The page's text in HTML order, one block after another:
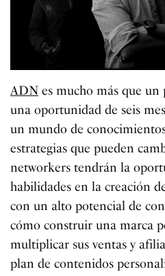
ADN es mucho más que un
una oportunidad de seis
un mundo de
estrategias que pueden
networkers tendrán la
habilidades en la creación
con un alto potencial de
cómo construir una marca
multiplicar sus ventas y
plan de contenidos